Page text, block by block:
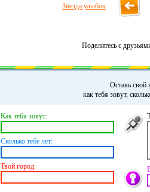
Звезда улыбок
Поделитесь с
Оставь свой
как тебя зовут,
Как тебя зовут:
Сколько тебе лет:
Твой город: